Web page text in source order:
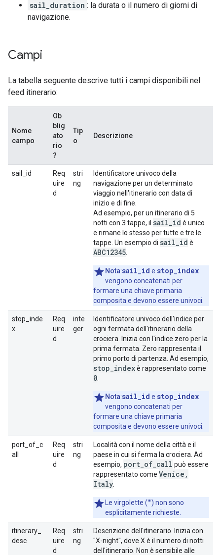
sail_duration : la durata o il numero di giorni di
navigazione.
Campi
La tabella seguente descrive tutti i campi disponibili nel
feed itinerario:
Nome
campo
Ob
blig
ato
rio
?
Tip
o
Descrizione
sail_id
Req
uire
d
stri
ng
Identificatore univoco della
navigazione per un determinato
viaggio nell'itinerario con data di
inizio e di fine.
Ad esempio, per un itinerario di 5
notti con 3 tappe, il sail_id è unico
e rimane lo stesso per tutte e tre le
tappe. Un esempio di sail_id è
ABC12345
Nota:sail_id e stop_index
vengono concatenati per
formare una chiave primaria
composita e devono essere univoci.
stop_inde
x
Req
uire
d
inte
ger
Identificatore univoco dell'indice per
ogni fermata dell'itinerario della
crociera. Inizia con l'indice zero per la
prima fermata. Zero rappresenta il
primo porto di partenza. Ad esempio,
stop indexè rappresentato come
0
Nota:sail_id e stop_index
vengono concatenati per
formare una chiave primaria
composita e devono essere univoci.
port_of_c
all
Req
uire
d
stri
ng
Località con il nome della città e il
paese in cui si ferma la crociera. Ad
esempio, port of call può essere
rappresentato come Venice ,
Italy
Le virgolette (") non sono
esplicitamente richieste.
itinerary_
desc
Req
uire
d
stri
ng
Descrizione dell'itinerario. Inizia con
"X-night", dove X è il numero di notti
dell'itinerario. Non è sensibile alle